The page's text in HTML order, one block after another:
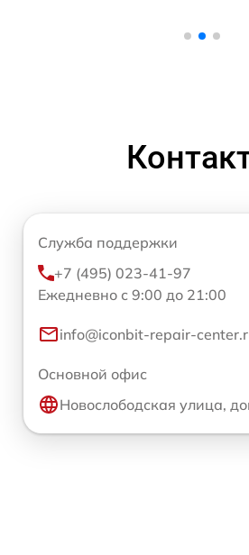
Служба поддержки
+7 (495) 023-41-97
Ежедневно с 9:00 до 21:00
info@iconbit-repair-
Основной офис
Новослободская улица,